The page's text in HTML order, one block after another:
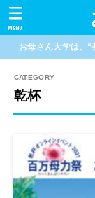
MENU
お母さん大学は、
乾杯